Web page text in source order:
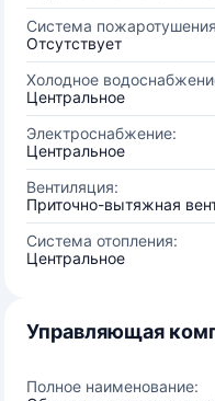
Система
Отсутствует
Холодное
Центральное
Электроснабжение:
Центральное
Вентиляция:
Приточно-вытяжная
Система отопления:
Центральное
Управляющая
Полное наименование: